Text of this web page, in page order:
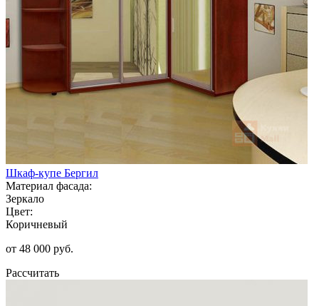
Шкаф-купе Бергил
Материал фасада:
Зеркало
Цвет:
Коричневый
от 48 000 руб.
Рассчитать